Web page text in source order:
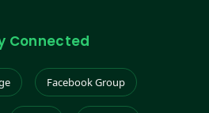
Connected
Facebook Group